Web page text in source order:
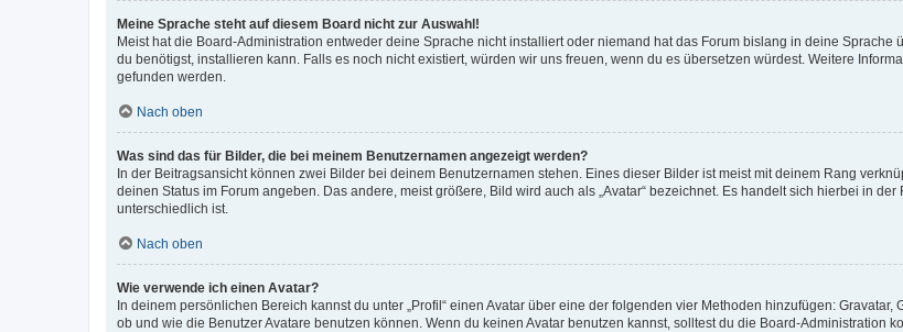
Meine Sprache steht auf diesem Board nicht zur Auswahl!
Meist hat die Board-Administration entweder deine Sprache nicht installiert oder niemand hat das Forum bislang in deine
du benötigst, installieren kann. Falls es noch nicht existiert, würden wir uns freuen, wenn du es übersetzen würdest. Weitere
gefunden werden.
Nach oben
Was sind das für Bilder, die bei meinem Benutzernamen angezeigt werden?
In der Beitragsansicht können zwei Bilder bei deinem Benutzernamen stehen. Eines dieser Bilder ist meist mit deinem Rang
deinen Status im Forum angeben. Das andere, meist größere, Bild wird auch als „Avatar“ bezeichnet. Es handelt sich hierbei in
unterschiedlich ist.
Nach oben
Wie verwende ich einen Avatar?
In deinem persönlichen Bereich kannst du unter „Profil“ einen Avatar über eine der folgenden vier Methoden hinzufügen:
ob und wie die Benutzer Avatare benutzen können. Wenn du keinen Avatar benutzen kannst, solltest du die Board-Administration